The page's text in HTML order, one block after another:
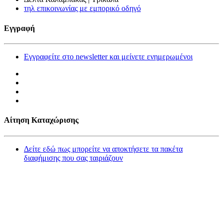
τηλ επικοινωνίας με εμπορικό οδηγό
Εγγραφή
Εγγραφείτε στο newsletter και μείνετε ενημερωμένοι
Αίτηση Καταχώρισης
Δείτε εδώ πως μπορείτε να αποκτήσετε τα πακέτα
διαφήμισης που σας ταιριάζουν